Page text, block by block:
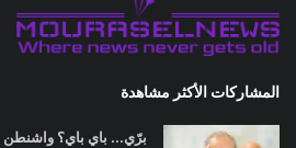
المشاركات الأكثر مشاهدة
برّي... باي باي؟